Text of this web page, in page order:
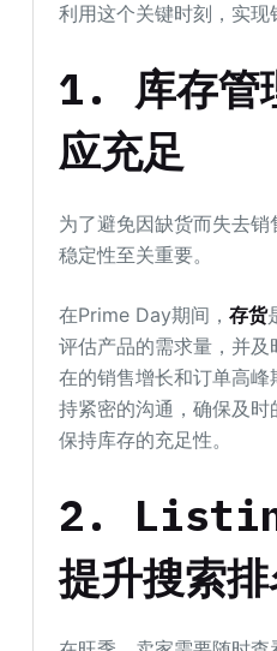
利用这个关键时刻，实现
1. 库存管
应充足
为了避免因缺货而失去
稳定性至关重要。
在Prime Day期间，存货
评估产品的需求量，并
在的销售增长和订单高
持紧密的沟通，确保及时
保持库存的充足性。
2.
提升搜索排